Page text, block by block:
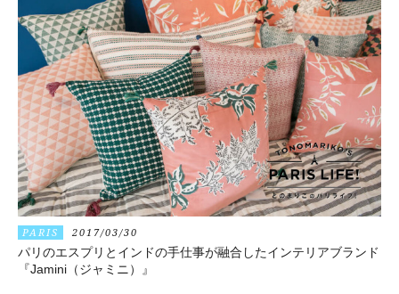
PARIS 2017/03/30
パリのエスプリとインドの手仕事が融合したインテリアブランド
『Jamini（ジャミニ）』